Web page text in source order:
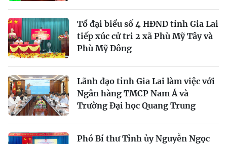
Tổ đại biểu số 4 HĐND tỉnh Gia Lai
tiếp xúc cử tri 2 xã Phù Mỹ Tây và
Phù Mỹ Đông
Lãnh đạo tỉnh Gia Lai làm việc với
Ngân hàng TMCP Nam Á và
Trường Đại học Quang Trung
Phó Bí thư Tỉnh ủy Nguyễn Ngọc